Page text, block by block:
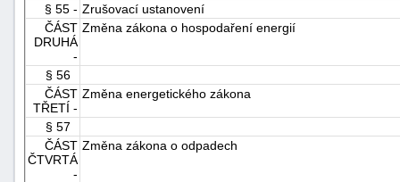
§ 55 - Zrušovací ustanovení
ČÁST
DRUHÁ
-
Změna zákona o hospodaření energií
§ 56
ČÁST
TŘETÍ -
Změna energetického zákona
§ 57
ČÁST
ČTVRTÁ
-
Změna zákona o odpadech